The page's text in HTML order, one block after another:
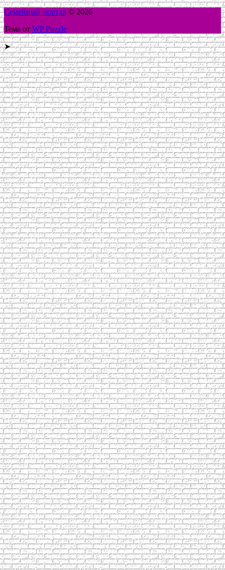
Семейный портал © 2026
Тема от WP Puzzle
➤